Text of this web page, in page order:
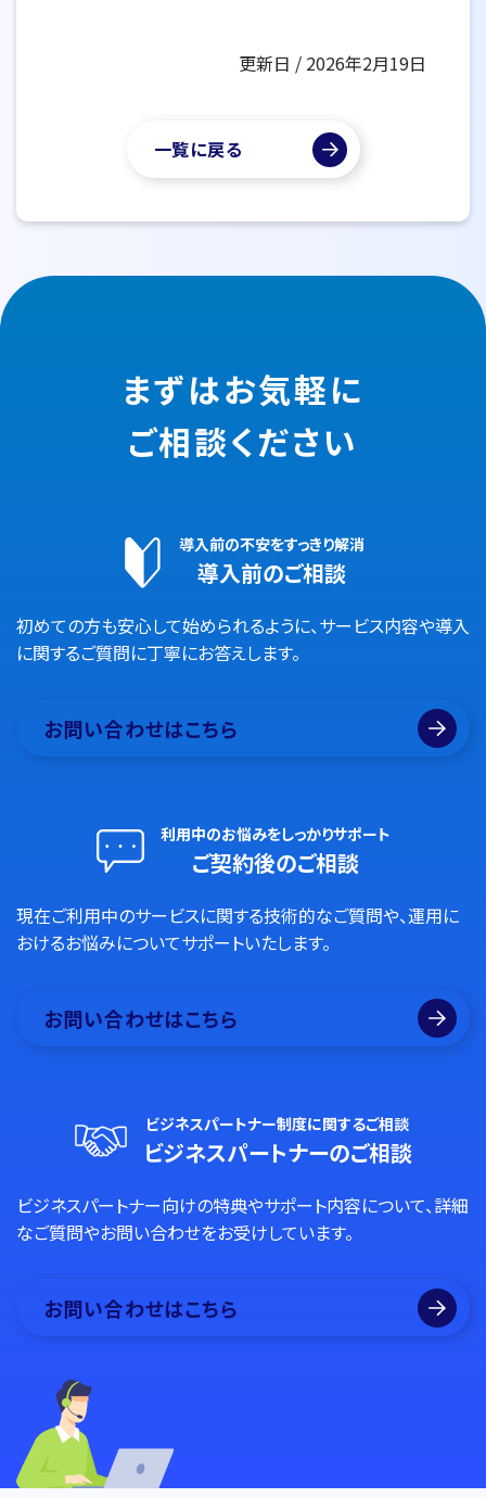
更新日 / 2026年2月19日
一覧に戻る
まずはお気軽に
ご相談ください
導入前の不安をすっきり解消
導入前のご相談
初めての方も安心して始められるように、サービス内容や導入
に関するご質問に丁寧にお答えします。
お問い合わせはこちら
利用中のお悩みをしっかりサポート
ご契約後のご相談
現在ご利用中のサービスに関する技術的なご質問や、運用に
おけるお悩みについてサポートいたします。
お問い合わせはこちら
ビジネスパートナー制度に関するご相談
ビジネスパートナーのご相談
ビジネスパートナー向けの特典やサポート内容について、詳細
なご質問やお問い合わせをお受けしています。
お問い合わせはこちら